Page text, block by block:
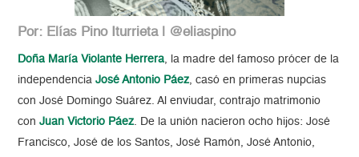
Por: Elías Pino Iturrieta | @eliaspino
Doña María Violante Herrera, la madre del famoso prócer de la
independenciaJosé Antonio Páez, casó en primeras nupcias
con José Domingo Suárez. Al enviudar, contrajo matrimonio
conJuan Victorio Páez. De la unión nacieron ocho hijos: José
Francisco, José de los Santos, José Ramón, José Antonio,